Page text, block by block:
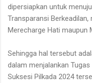
dipersiapkan untuk
Transparansi
Merecharge Hati maupun
Sehingga hal tersebut
dalam menjalankan
Suksesi Pilkada 2024